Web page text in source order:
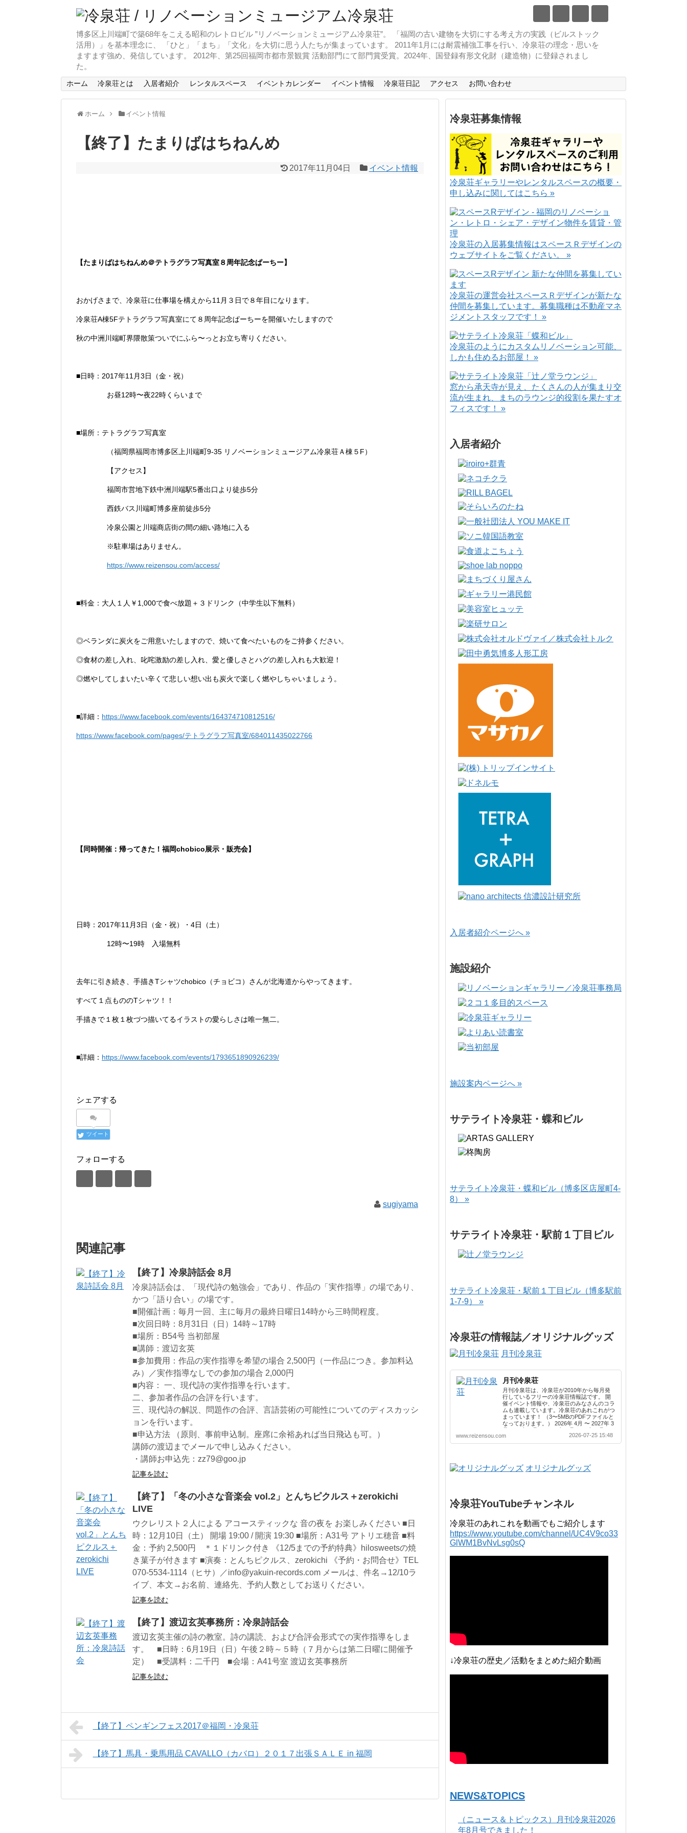
博多区上川端町で築68年をこえる昭和のレトロビル ”リノベーションミュージアム冷泉荘”。 「福岡の古い建物を大切にする考え方の実践（ビルストック
活用）」を基本理念に、 「ひと」「まち」「文化」を大切に思う人たちが集まっています。 2011年1月には耐震補強工事を行い、冷泉荘の理念・思いを
ますます強め、発信しています。 2012年、第25回福岡市都市景観賞 活動部門にて部門賞受賞。2024年、国登録有形文化財（建造物）に登録されまし
た。
ホーム 冷泉荘とは 入居者紹介 レンタルスペース イベントカレンダー イベント情報 冷泉荘日記 アクセス お問い合わせ
ホーム イベント情報
【終了】たまりばはちねんめ
2017年11月04日 イベント情報
【たまりばはちねんめ＠テトラグラフ写真室８周年記念ぱーちー】
おかげさまで、冷泉荘に仕事場を構えから11月３日で８年目になります。
冷泉荘A棟5Fテトラグラフ写真室にて ８周年記念ぱーちーを開催いたしますので
秋の中洲川端町界隈散策ついでにふら〜っとお立ち寄りください。
■日時：2017年11月3日（金・祝）
お昼12時〜夜22時くらいまで
■場所：テトラグラフ写真室
（福岡県福岡市博多区上川端町9-35 リノベーションミュージアム冷泉荘Ａ棟５F）
【アクセス】
福岡市営地下鉄中洲川端駅5番出口より徒歩5分
西鉄バス川端町博多座前徒歩5分
冷泉公園と川端商店街の間の細い路地に入る
※駐車場はありません。
https://www.reizensou.com/access/
■料金：大人１人￥1,000で食べ放題＋３ドリンク（中学生以下無料）
◎ベランダに炭火をご用意いたしますので、焼いて食べたいものをご持参ください。
◎食材の差し入れ、叱咤激励の差し入れ、愛と優しさとハグの差し入れも大歓迎！
◎燃やしてしまいたい辛くて悲しい想い出も炭火で楽しく 燃やしちゃいましょう。
■詳細： https://www.facebook.com/events/164374710812516/
https://www.facebook.com/pages/テトラグラフ写真室/684011435022766
【同時開催：帰ってきた！福岡chobico展示・販売会】
日時：2017年11月3日（金・祝）・4日（土）
12時〜19時 入場無料
去年に引き続き、手描きTシャツchobico（チョビコ）さんが北海道からやってきます。
すべて１点もののTシャツ！！
手描きで１枚１枚づつ描いてるイラストの愛らしさは唯一無二。
■詳細： https://www.facebook.com/events/1793651890926239/
シェアする
ツイート
フォローする
sugiyama
関連記事
【終了】冷泉詩話会 8月
冷泉詩話会は、「現代詩の勉強会」であり、作品の「実作指導」の場であり、
かつ「語り合い」の場です。
■開催計画：毎月一回、主に毎月の最終日曜日14時から三時間程度。
■次回日時：8月31日（日）14時～17時
■場所：B54号 当初部屋
■講師：渡辺玄英
■参加費用：作品の実作指導を希望の場合 2,500円（一作品につき。参加料込
み）／実作指導なしでの参加の場合 2,000円
■内容： 一、現代詩の実作指導を行います。
二、参加者作品の合評を行います。
三、現代詩の解説、問題作の合評、言語芸術の可能性についてのディスカッシ
ョンを行います。
■申込方法 （原則、事前申込制。座席に余裕あれば当日飛込も可。）
講師の渡辺までメールで申し込みください。
・講師お申込先：zz79@goo.jp
記事を読む
【終了】「冬の小さな音楽会 vol.2」とんちピクルス＋zerokichi
LIVE
ウクレリスト２人による アコースティックな 音の夜を お楽しみください ■日
時：12月10日（土） 開場 19:00 / 開演 19:30 ■場所：A31号 アトリエ穂音 ■料
金：予約 2,500円 ＊１ドリンク付き 《12/5までの予約特典》hilosweetsの焼
き菓子が付きます ■演奏：とんちピクルス、zerokichi 《予約・お問合せ》TEL
070-5534-1114（ヒサ）／info@yakuin-records.com メールは、件名→12/10ラ
イブ、本文→お名前、連絡先、予約人数としてお送りください。
記事を読む
【終了】渡辺玄英事務所：冷泉詩話会
渡辺玄英主催の詩の教室。詩の講読、および合評会形式での実作指導をしま
す。 ■日時：6月19日（日）午後２時～５時（７月からは第二日曜に開催予
定） ■受講料：二千円 ■会場：A41号室 渡辺玄英事務所
記事を読む
【終了】ペンギンフェス2017＠福岡・冷泉荘
【終了】馬具・乗馬用品 CAVALLO（カバロ）２０１７出張ＳＡＬＥ in 福岡
冷泉荘募集情報
冷泉荘ギャラリーやレンタルスペースの概要・
申し込みに関してはこちら »
冷泉荘の入居募集情報はスペースＲデザインの
ウェブサイトをご覧ください。 »
冷泉荘の運営会社スペースＲデザインが新たな
仲間を募集しています。募集職種は不動産マネ
ジメントスタッフです！ »
冷泉荘のようにカスタムリノベーション可能、
しかも住めるお部屋！ »
窓から承天寺が見え、たくさんの人が集まり交
流が生まれ、まちのラウンジ的役割を果たすオ
フィスです！ »
入居者紹介
入居者紹介ページへ »
施設紹介
施設案内ページへ »
サテライト冷泉荘・蝶和ビル
サテライト冷泉荘・蝶和ビル（博多区店屋町4-
8） »
サテライト冷泉荘・駅前１丁目ビル
サテライト冷泉荘・駅前１丁目ビル（博多駅前
1-7-9） »
冷泉荘の情報誌／オリジナルグッズ
月刊冷泉荘
月刊冷泉荘
月刊冷泉荘は、冷泉荘が2010年から毎月発
行しているフリーの冷泉荘情報誌です。 開
催イベント情報や、冷泉荘のみなさんのコラ
ムも連載しています。冷泉荘のあれこれがつ
まっています！ （3〜5MBのPDFファイルと
なっております。） 2026年 4月 〜 2027年 3
月 2025年 4月 〜 2026年 3月 2024年 4月 〜
2025年 3月 2023年 4月 〜 2024年 3月 2022
年 4月 〜 2023年 3月 2021年 4月 〜 2022年
年 4月 〜 2018年 3月 2016年 4月 〜 2017年
3月 2015年 4月 〜 2016年 3月 2014年 4月 〜
www.reizensou.com 2026-07-25 15:48
オリジナルグッズ
冷泉荘YouTubeチャンネル
冷泉荘のあれこれを動画でもご紹介します
https://www.youtube.com/channel/UC4V9co33
GlWM1BvNvLsg0sQ
↓冷泉荘の歴史／活動をまとめた紹介動画
NEWS&TOPICS
（ニュース＆トピックス）月刊冷泉荘2026
年8月号できました！